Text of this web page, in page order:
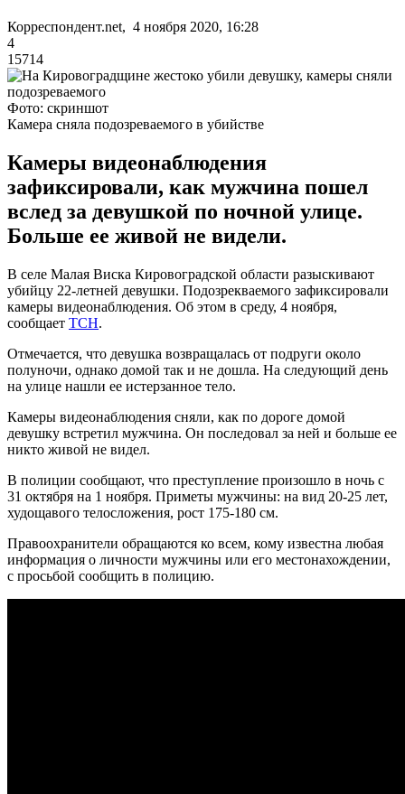
Корреспондент.net, 4 ноября 2020, 16:28
4
15714
Фото: скриншот
Камера сняла подозреваемого в убийстве
Камеры видеонаблюдения
зафиксировали, как мужчина пошел
вслед за девушкой по ночной улице.
Больше ее живой не видели.
В селе Малая Виска Кировоградской области разыскивают
убийцу 22-летней девушки. Подозрекваемого зафиксировали
камеры видеонаблюдения. Об этом в среду, 4 ноября,
сообщает ТСН.
Отмечается, что девушка возвращалась от подруги около
полуночи, однако домой так и не дошла. На следующий день
на улице нашли ее истерзанное тело.
Камеры видеонаблюдения сняли, как по дороге домой
девушку встретил мужчина. Он последовал за ней и больше ее
никто живой не видел.
В полиции сообщают, что преступление произошло в ночь с
31 октября на 1 ноября. Приметы мужчины: на вид 20-25 лет,
худощавого телосложения, рост 175-180 см.
Правоохранители обращаются ко всем, кому известна любая
информация о личности мужчины или его местонахождении,
с просьбой сообщить в полицию.